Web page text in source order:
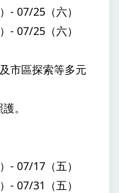
- 07/25（六）
- 07/25（六）
市區探索等多元
。
- 07/17（五）
- 07/31（五）